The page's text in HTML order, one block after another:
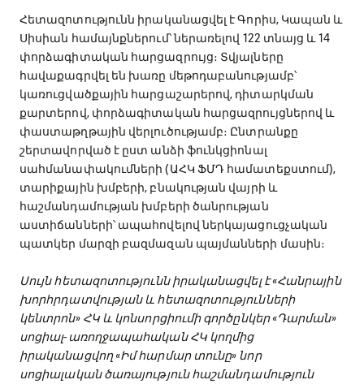
Հետազոտությունն իրականացվել է Գորիս, Կապան և
Սիսիան համայնքներում՝ ներառելով 122 տնայց և 14
փորձագիտական հարցազրույց։ Տվյալները
հավաքագրվել են խառը մեթոդաբանությամբ՝
կառուցվածքային հարցաշարերով, դիտարկման
քարտերով, փորձագիտական հարցազրույցներով և
փաստաթղթային վերլուծությամբ։ Ընտրանքը
շերտավորված է ըստ անձի ֆունկցիոնալ
սահմանափակումների (ԱՀԿ ՖՄԴ համատեքստում),
տարիքային խմբերի, բնակության վայրի և
հաշմանդամության խմբերի ծանրության
աստիճանների՝ ապահովելով ներկայացուցչական
պատկեր մարզի բազմազան պայմանների մասին։
Սույն հետազոտությունն իրականացվել է «Հանրային
խորհրդատվության և հետազոտությունների
կենտրոն» ՀԿ և կոնսորցիումի գործընկեր «Դարման»
սոցիալ-առողջապահական ՀԿ կողմից
իրականացվող «Իմ հարմար տունը» նոր
սոցիալական ծառայություն հաշմանդամություն